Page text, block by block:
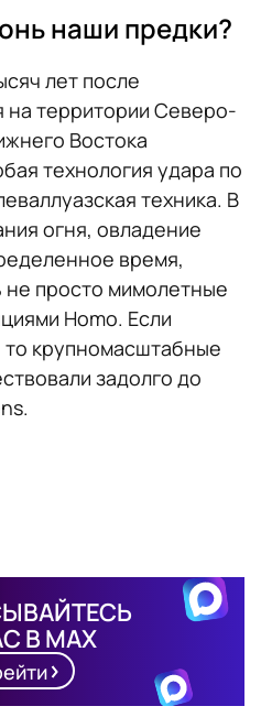
наши предки?
лет после
на территории Северо-
Востока
технология удара по
техника. В
огня, овладение
время,
не просто мимолетные
Homo. Если
крупномасштабные
задолго до
В MAX